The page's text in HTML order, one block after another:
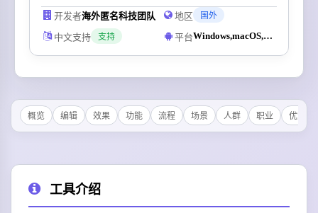
开发者海外匿名科技团队 地区 国外
中文支持 支持 平台 Windows,macOS,Web
概览 编辑 效果 功能 流程 场景 人群 职业 优势
工具介绍